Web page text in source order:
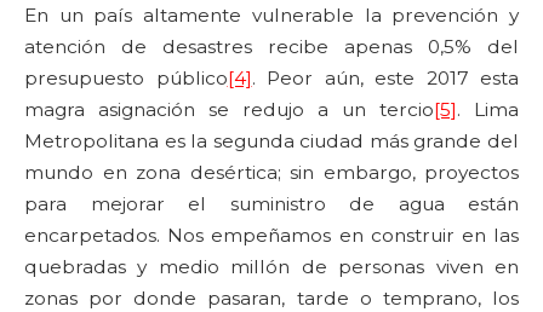
En un país altamente vulnerable la prevención y
atención de desastres recibe apenas 0,5% del
presupuesto público[4]. Peor aún, este 2017 esta
magra asignación se redujo a un tercio[5]. Lima
Metropolitana es la segunda ciudad más grande del
mundo en zona desértica; sin embargo, proyectos
para mejorar el suministro de agua están
encarpetados. Nos empeñamos en construir en las
quebradas y medio millón de personas viven en
zonas por donde pasaran, tarde o temprano, los